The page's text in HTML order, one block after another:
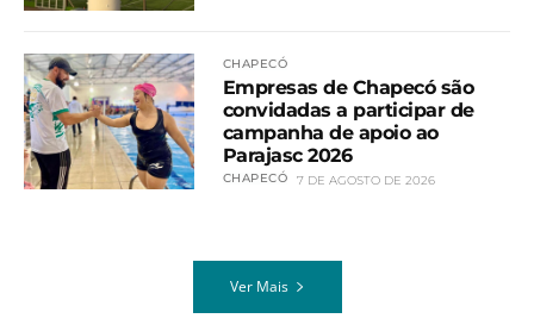
CHAPECÓ
Empresas de Chapecó são
convidadas a participar de
campanha de apoio ao
Parajasc 2026
CHAPECÓ 7 DE AGOSTO DE 2026
Ver Mais